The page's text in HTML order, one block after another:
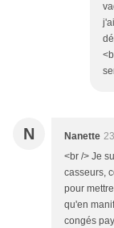
N Nanette
<br /> Je
casseurs,
pour
qu'en
congés